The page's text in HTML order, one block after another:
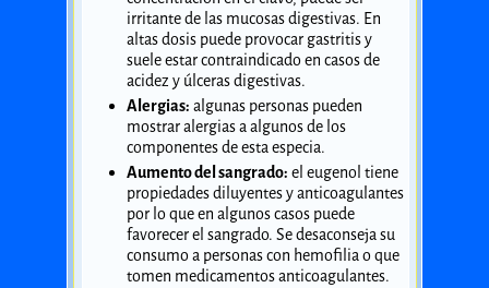
irritante de las mucosas digestivas. En
altas dosis puede provocar gastritis y
suele estar contraindicado en casos de
acidez y úlceras digestivas.
Alergias: algunas personas pueden
mostrar alergias a algunos de los
componentes de esta especia.
Aumento del sangrado: el eugenol tiene
propiedades diluyentes y anticoagulantes
por lo que en algunos casos puede
favorecer el sangrado. Se desaconseja su
consumo a personas con hemofilia o que
tomen medicamentos anticoagulantes.